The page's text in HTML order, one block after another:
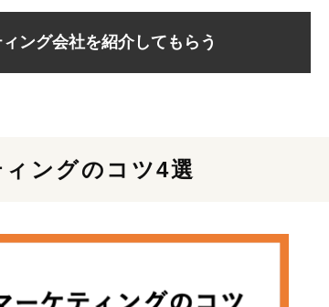
ング会社を紹介してもらう
ィングのコツ4選